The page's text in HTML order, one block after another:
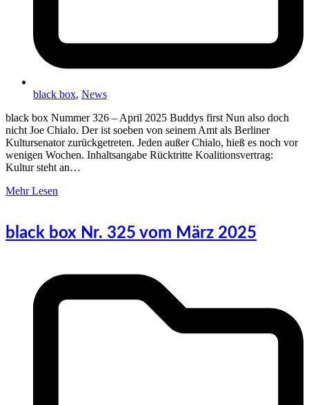
black box, News
black box Nummer 326 – April 2025 Buddys first Nun also doch
nicht Joe Chialo. Der ist soeben von seinem Amt als Berliner
Kultursenator zurückgetreten. Jeden außer Chialo, hieß es noch vor
wenigen Wochen. Inhaltsangabe Rücktritte Koalitionsvertrag:
Kultur steht an…
Mehr Lesen
black box Nr. 325 vom März 2025